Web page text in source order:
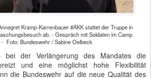
Kramp-Karrenbauer #AKK stattet der Truppe in
ab. - Gespräch mit Soldaten im Camp
- Foto: Bundeswehr / Sabine Oelbeck
bei der Verlängerung des Mandates die
und eine möglichst hohe Flexibilität
die Bundeswehr auf die neue Qualität des